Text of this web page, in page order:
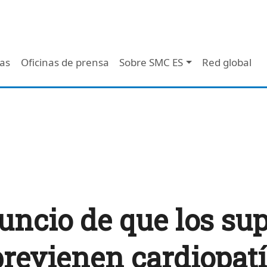
Oficinas de prensa Sobre SMC ES Red global
de que los